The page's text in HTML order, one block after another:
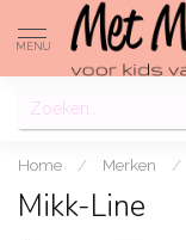
MENU
Home / Merken /
Mikk-Line